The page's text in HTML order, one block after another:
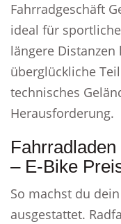
Fahrradgeschäft
ideal für
längere
überglückliche
technisches
Herausforderung.
– E-Bike
So machst du
ausgestattet.